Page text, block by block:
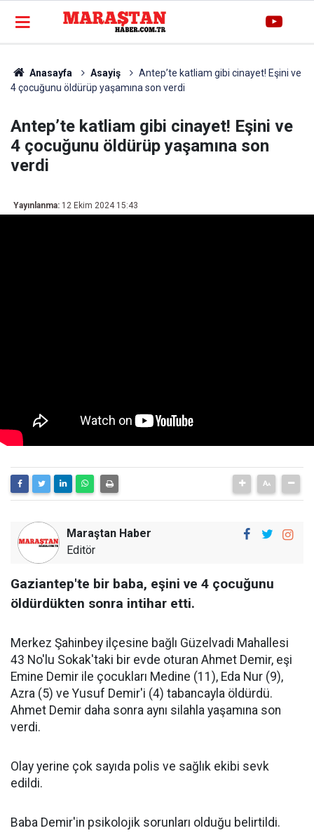
Anasayfa Asayiş
Antep’te katliam gibi cinayet! Eşini ve
4 çocuğunu öldürüp yaşamına son verdi
Antep’te katliam gibi cinayet! Eşini ve
4 çocuğunu öldürüp yaşamına son
verdi
Yayınlanma: 12 Ekim 2024 15:43
Maraştan Haber
Editör
Gaziantep'te bir baba, eşini ve 4 çocuğunu
öldürdükten sonra intihar etti.
Merkez Şahinbey ilçesine bağlı Güzelvadi Mahallesi
43 No'lu Sokak'taki bir evde oturan Ahmet Demir, eşi
Emine Demir ile çocukları Medine (11), Eda Nur (9),
Azra (5) ve Yusuf Demir'i (4) tabancayla öldürdü.
Ahmet Demir daha sonra aynı silahla yaşamına son
verdi.
Olay yerine çok sayıda polis ve sağlık ekibi sevk
edildi.
Baba Demir'in psikolojik sorunları olduğu belirtildi.